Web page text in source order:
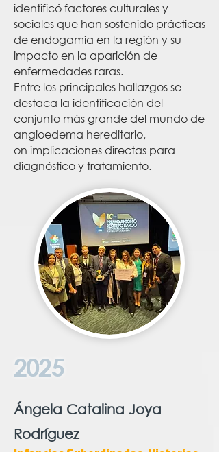
identificó factores culturales y
sociales que han sostenido prácticas
de endogamia en la región y su
impacto en la aparición de
enfermedades raras.
Entre los principales hallazgos se
destaca la identificación del
conjunto más grande del mundo de
angioedema hereditario,
on implicaciones directas para
diagnóstico y tratamiento.
2025
Ángela Catalina Joya
Rodríguez